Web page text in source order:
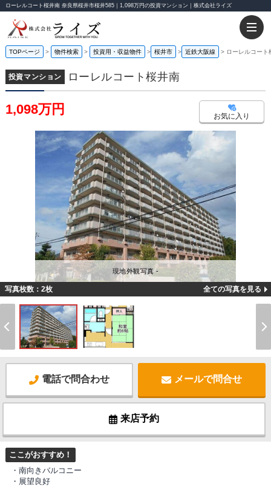
ローレルコート桜井南 奈良県桜井市桜井585｜1,098万円の投資マンション｜株式会社ライズ
TOPページ 物件検索 投資用・収益物件 桜井市 近鉄大阪線 ローレルコート
投資マンション ローレルコート桜井南
1,098万円 お気に入り
現地外観写真 -
写真枚数：2枚 全ての写真を見る
電話で問合わせ メールで問合せ
来店予約
ここがおすすめ！
・南向きバルコニー
・展望良好